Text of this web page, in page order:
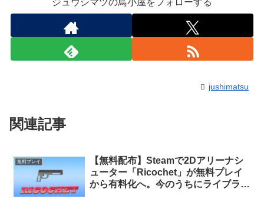
ジュウシマツの鳥小屋をフォローする
jushimatsu
関連記事
無料プレイ
【無料配布】Steamで2Dアリーナシ
ューター「Ricochet」が無料プレイ
から有料化へ。今のうちにライブラリ